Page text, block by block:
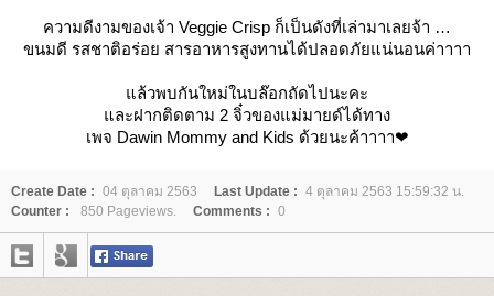
ความดีงามของเจ้า Veggie Crisp ก็เป็นดังที่เล่ามาเลยจ้า
ขนมดี รสชาติอร่อย สารอาหารสูงทานได้ปลอดภัยแน่นอนค่าาาา
ล้วพบกันใหม่ในบล๊อกถัดไปนะคะ
ละฝากติดตาม 2 จิ๋วของแม่มายด์ได้ทาง
เพจ Dawin Mommy and Kids ด้วยนะค้าาาา❤
Create Date : 04 ตุลาคม 2563 Last Update : 4 ตุลาคม 2563 15:59:32 น.
Counter :
850 Pageviews. Comments : 0